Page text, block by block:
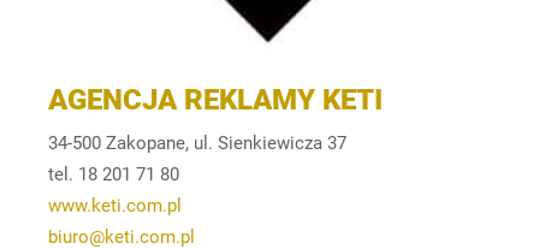
AGENCJA REKLAMY KETI
34-500 Zakopane, ul. Sienkiewicza 37
tel. 18 201 71 80
www.keti.com.pl
biuro@keti.com.pl